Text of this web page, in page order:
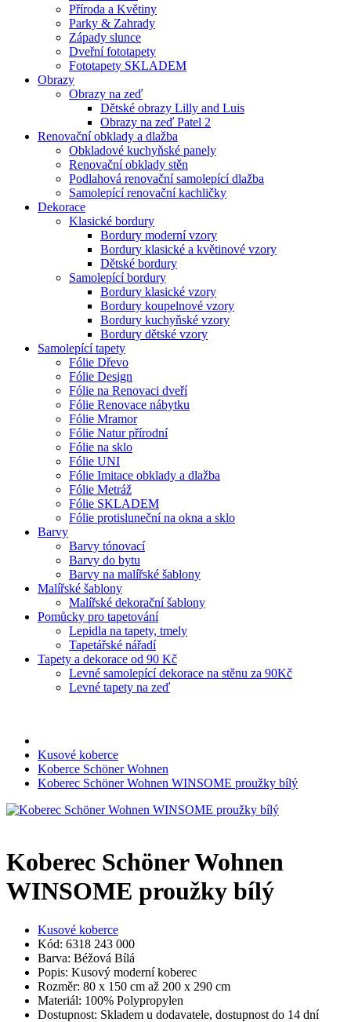
Příroda a Květiny
Parky & Zahrady
Západy slunce
Dveřní fototapety
Fototapety SKLADEM
Obrazy
Obrazy na zeď
Dětské obrazy Lilly and Luis
Obrazy na zeď Patel 2
Renovační obklady a dlažba
Obkladové kuchyňské panely
Renovační obklady stěn
Podlahová renovační samolepící dlažba
Samolepící renovační kachličky
Dekorace
Klasické bordury
Bordury moderní vzory
Bordury klasické a květinové vzory
Dětské bordury
Samolepící bordury
Bordury klasické vzory
Bordury koupelnové vzory
Bordury kuchyňské vzory
Bordury dětské vzory
Samolepící tapety
Fólie Dřevo
Fólie Design
Fólie na Renovaci dveří
Fólie Renovace nábytku
Fólie Mramor
Fólie Natur přírodní
Fólie na sklo
Fólie UNI
Fólie Imitace obklady a dlažba
Fólie Metráž
Fólie SKLADEM
Fólie protisluneční na okna a sklo
Barvy
Barvy tónovací
Barvy do bytu
Barvy na malířské šablony
Malířské šablony
Malířské dekorační šablony
Pomůcky pro tapetování
Lepidla na tapety, tmely
Tapetářské nářadí
Tapety a dekorace od 90 Kč
Levné samolepící dekorace na stěnu za 90Kč
Levné tapety na zeď
Kusové koberce
Koberce Schöner Wohnen
Koberec Schöner Wohnen WINSOME proužky bílý
Koberec Schöner Wohnen
WINSOME proužky bílý
Kusové koberce
Kód: 6318 243 000
Barva: Béžová Bílá
Popis: Kusový moderní koberec
Rozměr: 80 x 150 cm až 200 x 290 cm
Materiál: 100% Polypropylen
Dostupnost: Skladem u dodavatele, dostupnost do 14 dní